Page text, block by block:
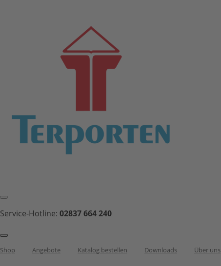
Service-Hotline: 02837 664 240
Shop Angebote Katalog bestellen Downloads Über uns